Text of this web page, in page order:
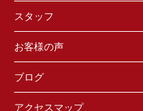
スタッフ
お客様の声
ブログ
アクセスマップ